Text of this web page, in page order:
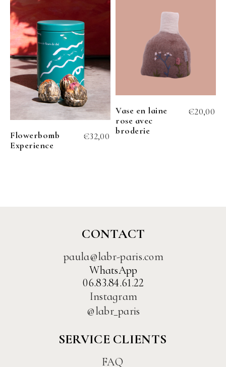
Flowerbomb
Experience
€32,00
Vase en laine
rose avec
broderie
€20,00
CONTACT
paula@labr-paris.com
WhatsApp
06.83.84.61.22
Instagram
@labr_paris
SERVICE CLIENTS
FAQ